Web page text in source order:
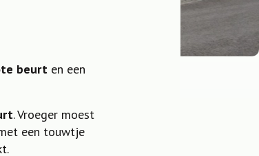
beurt en een
. Vroeger moest
een touwtje